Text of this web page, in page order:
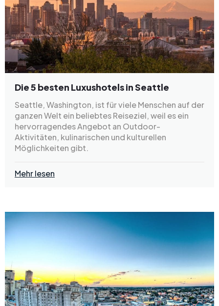
Die 5 besten Luxushotels in Seattle
Seattle, Washington, ist für viele Menschen auf der
ganzen Welt ein beliebtes Reiseziel, weil es ein
hervorragendes Angebot an Outdoor-
Aktivitäten, kulinarischen und kulturellen
Möglichkeiten gibt.
Mehr lesen